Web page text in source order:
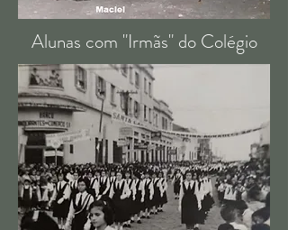
Alunas com "Irmãs" do Colégio